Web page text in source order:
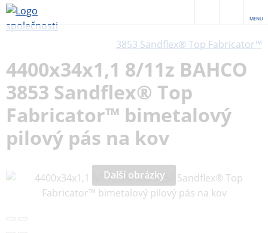
MENU
3853 Sandflex® Top Fabricator™
4400x34x1,1 8/11z BAHCO
3853 Sandflex® Top
Fabricator™ bimetalový
pilový pás na kov
Další obrázky